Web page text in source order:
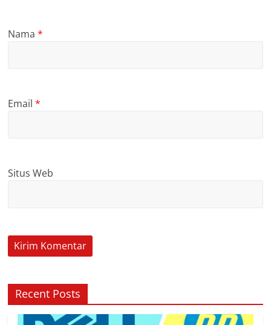
Nama*
Email*
Situs Web
Recent Posts